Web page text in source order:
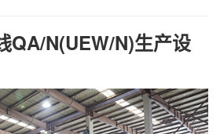
QA/N(UEW/N)生产设